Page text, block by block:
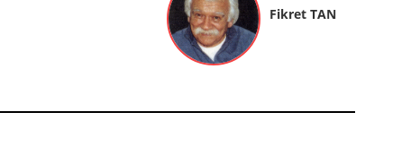
Fikret TAN